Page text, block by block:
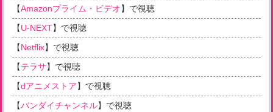
【Amazonプライム・ビデオ】で視聴
【U-NEXT】で視聴
【Netflix】で視聴
【テラサ】で視聴
【dアニメストア】で視聴
【バンダイチャンネル】で視聴